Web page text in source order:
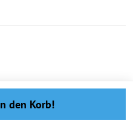
In den Korb!